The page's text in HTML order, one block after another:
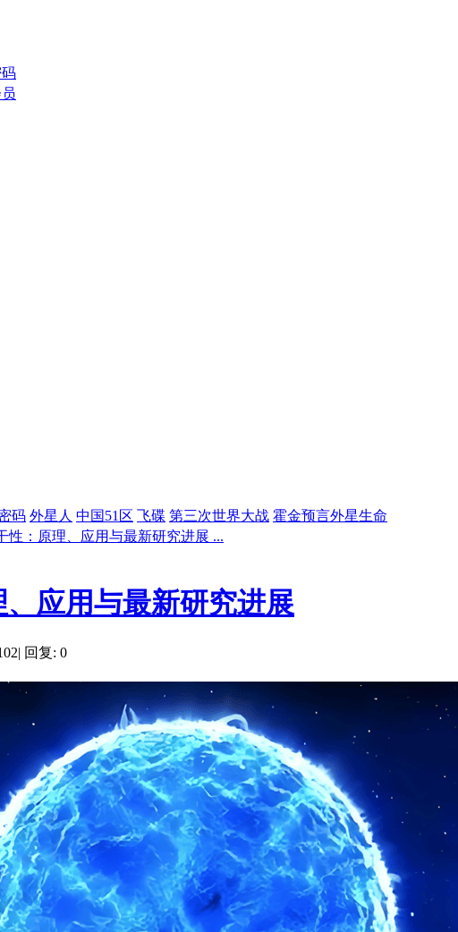
码 外星人 中国51区 飞碟 第三次世界大战 霍金预言外星生命
性：原理、应用与最新研究进展 ...
应用与最新研究进展
| 回复: 0